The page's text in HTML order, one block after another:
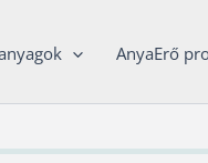
AnyaErő